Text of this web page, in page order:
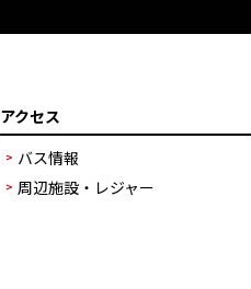
アクセス
バス情報
周辺施設・レジャー